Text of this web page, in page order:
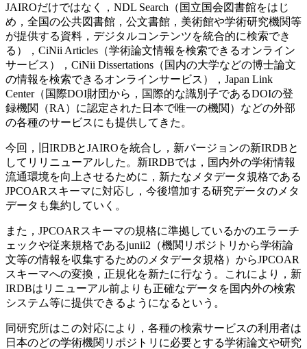
JAIROだけではなく，NDL Search（国立国会図書館をはじ
め，全国の公共図書館，公文書館，美術館や学術研究機関等
が提供する資料，デジタルコンテンツを統合的に検索でき
る），CiNii Articles（学術論文情報を検索できるオンライン
サービス），CiNii Dissertations（国内の大学などの博士論文
の情報を検索できるオンラインサービス），Japan Link
Center（国際DOI財団から，国際的な識別子であるDOIの登
録機関（RA）に認定された日本で唯一の機関）などの外部
の各種のサービスにも提供してきた。
今回，旧IRDBとJAIROを統合し，新バージョンの新IRDBと
してリリニューアルした。新IRDBでは，国内外の学術情報
流通環境を向上させるために，新たなメタデータ規格である
JPCOARスキーマに対応し，今後増加する研究データのメタ
データも集約していく。
また，JPCOARスキーマの規格に準拠しているかのエラーチ
ェックや従来規格であるjunii2（機関リポジトリから学術論
文等の情報を収集するためのメタデータ規格）からJPCOAR
スキーマへの変換，正規化を新たに行なう。これにより，新
IRDBはリニューアル前よりも正確なデータを国内外の検索
システム等に提供できるようになるという。
同研究所はこの対応により，各種の検索サービスの利用者は
日本のどの学術機関リポジトリに必要とする学術論文や研究